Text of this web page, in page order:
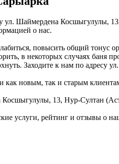
ул. Шаймердена Косшыгулулы,
о нас.
повысить общий тонус
в некоторых случаях баня
Заходите к нам по
как новым, так и старым
13, Нур-Султан
услуги, рейтинг и отзывы о